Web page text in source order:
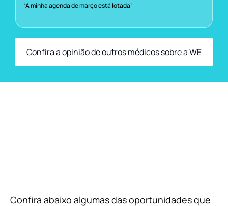
“A minha agenda de março está lotada”
Confira a opinião de outros médicos sobre a WE
Confira abaixo algumas das oportunidades que